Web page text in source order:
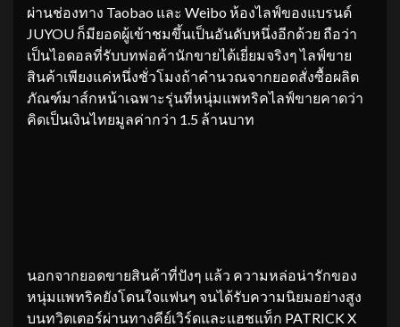
ผ่านช่องทาง Taobao และ Weibo ห้องไลฟ์ของแบรนด์
JUYOU ก็มียอดผู้เข้าชมขึ้นเป็นอันดับหนึ่งอีกด้วย ถือว่า
เป็นไอดอลที่รับบทพ่อค้านักขายได้เยี่ยมจริงๆ ไลฟ์ขาย
สินค้าเพียงแค่หนึ่งชั่วโมงถ้าคำนวณจากยอดสั่งซื้อผลิต
ภัณฑ์มาส์กหน้าเฉพาะรุ่นที่หนุ่มแพทริคไลฟ์ขายคาดว่า
คิดเป็นเงินไทยมูลค่ากว่า 1.5 ล้านบาท
นอกจากยอดขายสินค้าที่ปังๆ แล้ว ความหล่อน่ารักของ
หนุ่มแพทริคยังโดนใจแฟนๆ จนได้รับความนิยมอย่างสูง
บนทวิตเตอร์ผ่านทางคีย์เวิร์ดและแฮชแท็ก PATRICK X